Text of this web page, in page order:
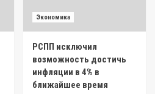
Экономика
РСПП исключил
возможность достичь
инфляции в 4% в
ближайшее время